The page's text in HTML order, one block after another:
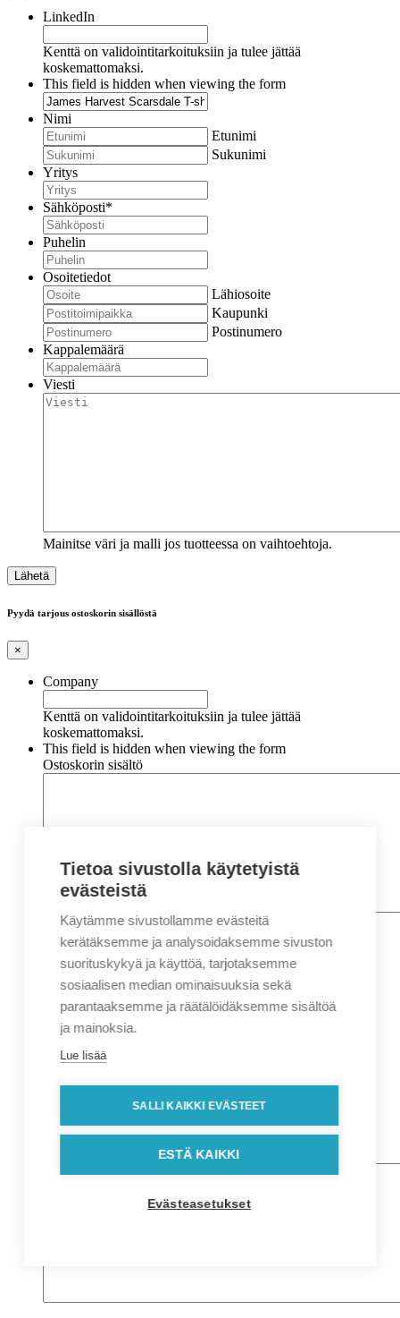
LinkedIn
Kenttä on validointitarkoituksiin ja tulee jättää
koskemattomaksi.
This field is hidden when viewing the form
Nimi
Etunimi
Sukunimi
Yritys
Sähköposti*
Puhelin
Osoitetiedot
Lähiosoite
Kaupunki
Postinumero
Kappalemäärä
Viesti
Mainitse väri ja malli jos tuotteessa on vaihtoehtoja.
Pyydä tarjous ostoskorin sisällöstä
×
Company
Kenttä on validointitarkoituksiin ja tulee jättää
koskemattomaksi.
This field is hidden when viewing the form
Ostoskorin sisältö
Nimi*
Etunimi
Sukunimi
Sähköposti*
Puhelin*
Osoitetiedot
Lähiosoite
Postinumero
Tietoa sivustolla käytetyistä
evästeistä
Käytämme sivustollamme evästeitä
kerätäksemme ja analysoidaksemme sivuston
suorituskykyä ja käyttöä, tarjotaksemme
sosiaalisen median ominaisuuksia sekä
parantaaksemme ja räätälöidäksemme sisältöä
ja mainoksia.
Lue lisää
SALLI KAIKKI EVÄSTEET
ESTÄ KAIKKI
Evästeasetukset